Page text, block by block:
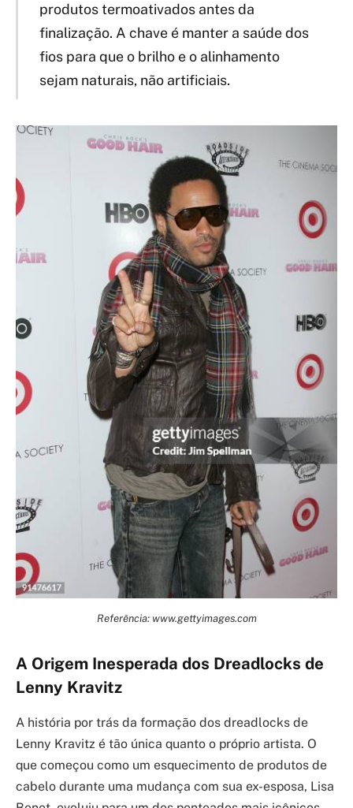
produtos termoativados antes da
finalização. A chave é manter a saúde dos
fios para que o brilho e o alinhamento
sejam naturais, não artificiais.
Referência: www.gettyimages.com
A Origem Inesperada dos Dreadlocks de
Lenny Kravitz
A história por trás da formação dos dreadlocks de
Lenny Kravitz é tão única quanto o próprio artista. O
que começou como um esquecimento de produtos de
cabelo durante uma mudança com sua ex-esposa, Lisa